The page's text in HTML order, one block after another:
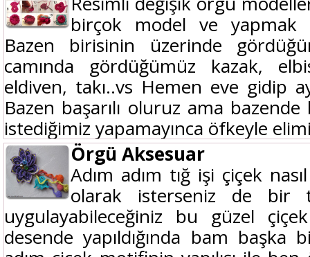
birçok model ve yapmak
Bazen birisinin üzerinde
camında gördüğümüz kazak,
eldiven, takı..vs Hemen eve gidip
Bazen başarılı oluruz ama
istediğimiz yapamayınca öfkeyle
Örgü Aksesuar
Adım adım tığ işi çiçek
olarak isterseniz de bir
uygulayabileceğiniz bu güzel
desende yapıldığında bam başka